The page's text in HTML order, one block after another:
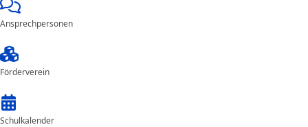
Ansprechpersonen
Förderverein
Schulkalender